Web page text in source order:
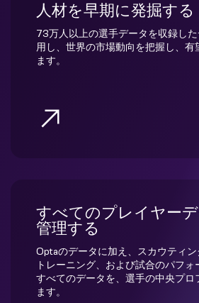
人材を早期に発掘する
73万人以上の選手データを収録し
用し、世界の市場動向を把握し、有
ます。
すべてのプレイヤー
管理する
Optaのデータに加え、スカウティン
トレーニング、および試合のパフォ
すべてのデータを、選手の中央プロ
ます。